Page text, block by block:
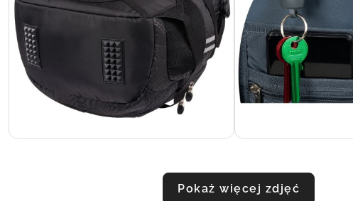
Pokaż więcej zdjęć